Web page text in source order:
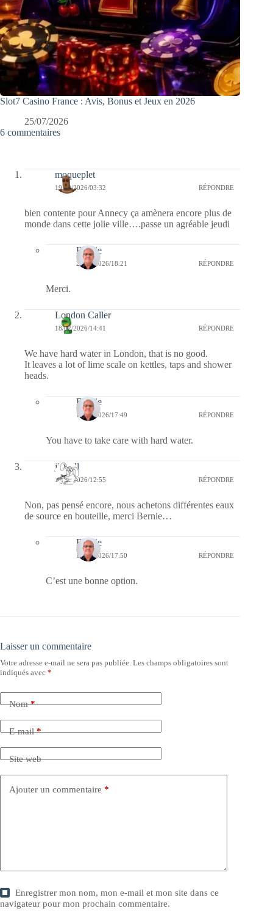
Slot7 Casino France : Avis, Bonus et Jeux en 2026
25/07/2026
6 commentaires
moqueplet
19/02/2026/03:32 RÉPONDRE
bien contente pour Annecy ça amènera encore plus de
monde dans cette jolie ville….passe un agréable jeudi
Bernie
26/02/2026/18:21 RÉPONDRE
Merci.
London Caller
18/02/2026/14:41 RÉPONDRE
We have hard water in London, that is no good.
It leaves a lot of lime scale on kettles, taps and shower
heads.
Bernie
18/02/2026/17:49 RÉPONDRE
You have to take care with hard water.
jill bill
18/02/2026/12:55 RÉPONDRE
Non, pas pensé encore, nous achetons différentes eaux
de source en bouteille, merci Bernie…
Bernie
18/02/2026/17:50 RÉPONDRE
C’est une bonne option.
Laisser un commentaire
Votre adresse e-mail ne sera pas publiée. Les champs obligatoires sont
indiqués avec *
Nom*
E-mail*
Site web
Ajouter un commentaire *
Enregistrer mon nom, mon e-mail et mon site dans ce
navigateur pour mon prochain commentaire.